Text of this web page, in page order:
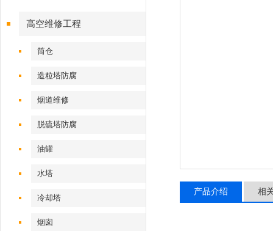
高空维修工程
筒仓
造粒塔防腐
烟道维修
脱硫塔防腐
油罐
水塔
冷却塔
烟囱
产品介绍 相